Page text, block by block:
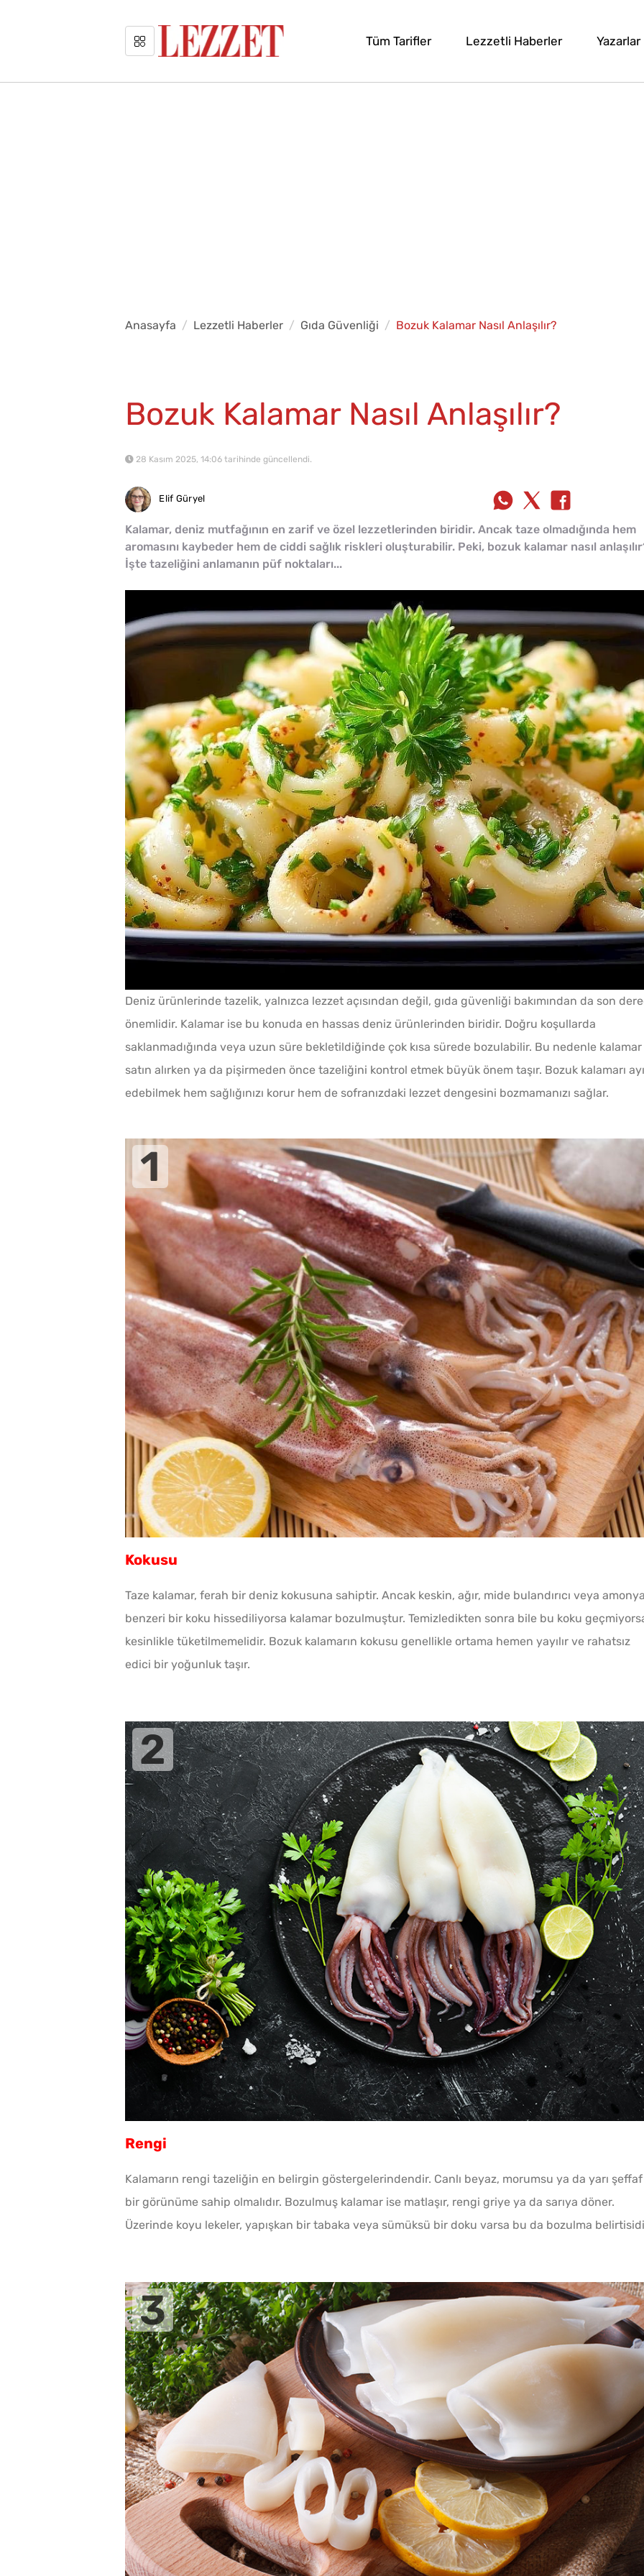
Tüm Tarifler Lezzetli Haberler Yazarlar
Anasayfa Lezzetli Haberler Gıda Güvenliği Bozuk Kalamar Nasıl Anlaşılır?
Bozuk Kalamar Nasıl Anlaşılır?
28 Kasım 2025, 14:06 tarihinde güncellendi.
Elif Güryel
Kalamar, deniz mutfağının en zarif ve özel lezzetlerinden biridir. Ancak taze olmadığında hem
aromasını kaybeder hem de ciddi sağlık riskleri oluşturabilir. Peki, bozuk kalamar nasıl
İşte tazeliğini anlamanın püf noktaları...
Kışlık Domates Sosunun
İçine Ne Konur?
Menemenlik Domates Kaç
Çiğ Domates Kavanozda
Nasıl Saklanır?
Tarhana Hamuru Kaç Gün
Mayalandırılır?
Tarifi
Tarifi
Yağ
Deniz ürünlerinde tazelik, yalnızca lezzet açısından değil, gıda güvenliği bakımından da son
önemlidir. Kalamar ise bu konuda en hassas deniz ürünlerinden biridir. Doğru koşullarda
saklanmadığında veya uzun süre bekletildiğinde çok kısa sürede bozulabilir. Bu nedenle kalamar
satın alırken ya da pişirmeden önce tazeliğini kontrol etmek büyük önem taşır. Bozuk kalamarı
edebilmek hem sağlığınızı korur hem de sofranızdaki lezzet dengesini bozmamanızı sağlar.
Kokusu
Taze kalamar, ferah bir deniz kokusuna sahiptir. Ancak keskin, ağır, mide bulandırıcı veya
benzeri bir koku hissediliyorsa kalamar bozulmuştur. Temizledikten sonra bile bu koku
kesinlikle tüketilmemelidir. Bozuk kalamarın kokusu genellikle ortama hemen yayılır ve rahatsız
edici bir yoğunluk taşır.
Rengi
Kalamarın rengi tazeliğin en belirgin göstergelerindendir. Canlı beyaz, morumsu ya da yarı şeffaf
bir görünüme sahip olmalıdır. Bozulmuş kalamar ise matlaşır, rengi griye ya da sarıya döner.
Üzerinde koyu lekeler, yapışkan bir tabaka veya sümüksü bir doku varsa bu da bozulma